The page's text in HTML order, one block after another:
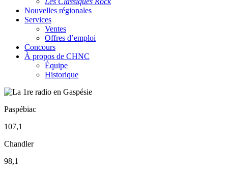
Nouvelles régionales
Services
Ventes
Offres d’emploi
Concours
À propos de CHNC
Équipe
Historique
Paspébiac
107,1
Chandler
98,1